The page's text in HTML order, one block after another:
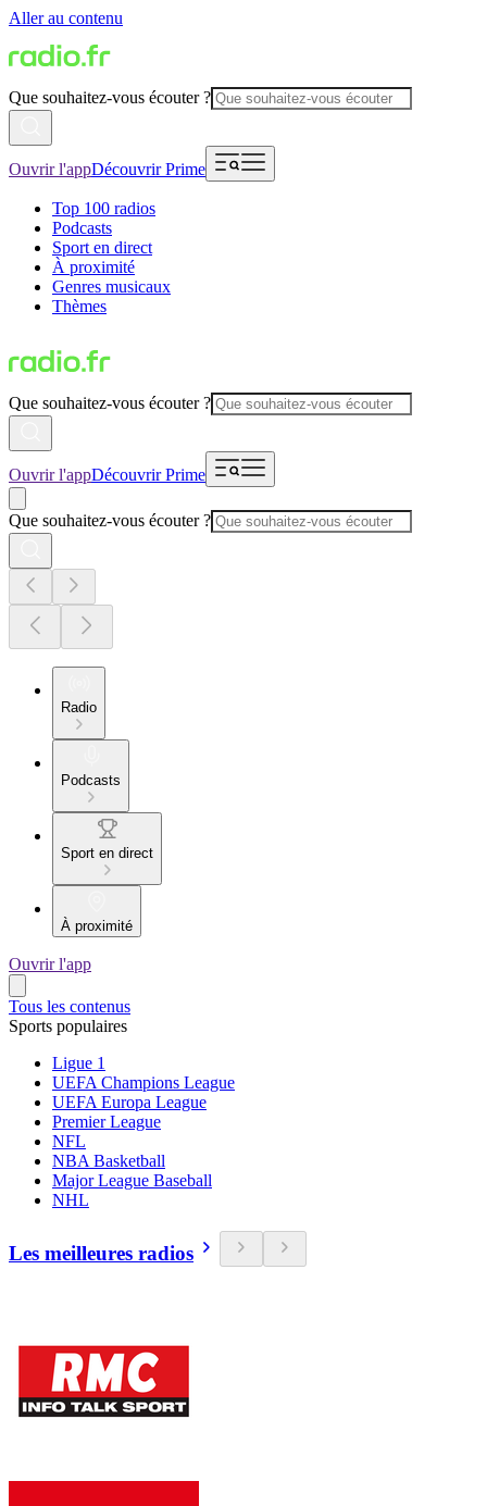
Aller au contenu
Que souhaitez-vous écouter ?
Ouvrir l'appDécouvrir Prime
Top 100 radios
Podcasts
Sport en direct
À proximité
Genres musicaux
Thèmes
Que souhaitez-vous écouter ?
Ouvrir l'appDécouvrir Prime
Que souhaitez-vous écouter ?
Radio
Podcasts
Sport en direct
À proximité
Ouvrir l'app
Tous les contenus
Sports populaires
Ligue 1
UEFA Champions League
UEFA Europa League
Premier League
NFL
NBA Basketball
Major League Baseball
NHL
Les meilleures radios